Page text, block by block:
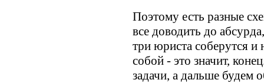
Поэтому есть разные
все доводить до
три юриста соберутся и
собой - это значит,
задачи, а дальше будем